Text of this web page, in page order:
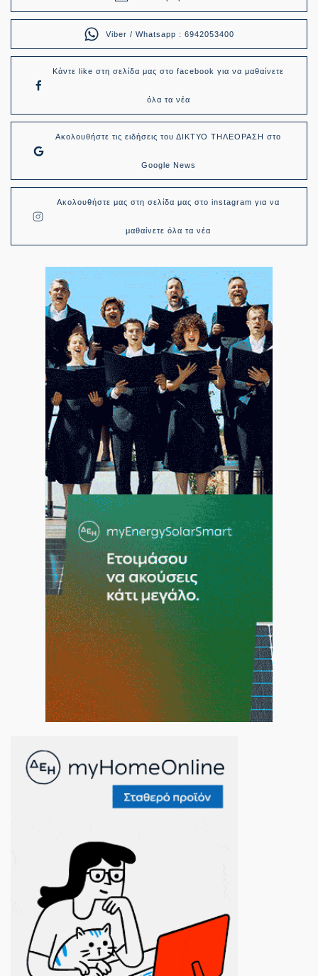
Viber / Whatsapp : 6942053400
Κάντε like στη σελίδα μας στο facebook για να μαθαίνετε
όλα τα νέα
Ακολουθήστε τις ειδήσεις του ΔΙΚΤΥΟ ΤΗΛΕΟΡΑΣΗ στο
Google News
Ακολουθήστε μας στη σελίδα μας στο instagram για να
μαθαίνετε όλα τα νέα